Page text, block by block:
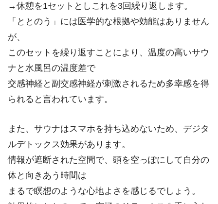
→休憩を1セットとしこれを3回繰り返します。
「ととのう」には医学的な根拠や効能はありません
が、
このセットを繰り返すことにより、温度の高いサウ
ナと水風呂の温度差で
交感神経と副交感神経が刺激されるため多幸感を得
られると言われています。
また、サウナはスマホを持ち込めないため、デジタ
ルデトックス効果があります。
情報が遮断された空間で、頭を空っぽにして自分の
体と向きあう時間は
まるで瞑想のような心地よさを感じるでしょう。